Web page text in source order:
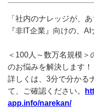
「社内のナレッジが、
『非IT企業』向けの、
＜100人～数万名規模
のお悩みを解決します！
詳しくは、3分で分かる
て、ご確認ください。
app.info/narekan/